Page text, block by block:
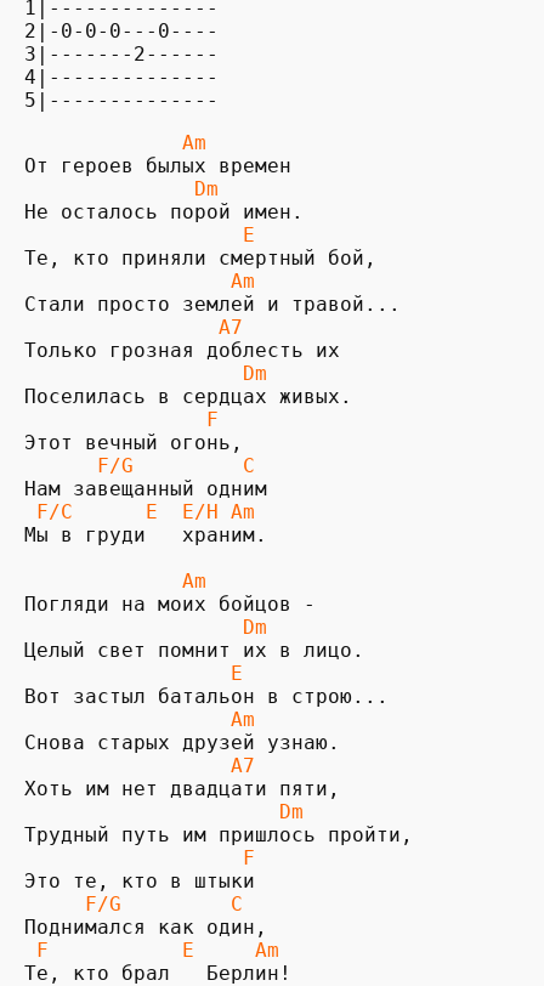
1|--------------
2|-0-0-0---0----
3|-------2------
4|--------------
5|--------------
             Am
От героев былых времен
Dm
Не осталось порой имен.
E
Те, кто приняли смертный бой,
Am
Стали просто землей и травой...
A7
Только грозная доблесть их
   Dm
Поселилась в сердцах живых.
    F
Этот вечный огонь,
F/G         C
F/C      E  E/H Am
Мы в груди   храним.
             Am
                  Dm
                 E
                 Am
                 A7
                     Dm
Трудный путь им пришлось пройти,
F
Это те, кто в штыки
F/G         C
F           E     Am
Те, кто брал   Берлин!